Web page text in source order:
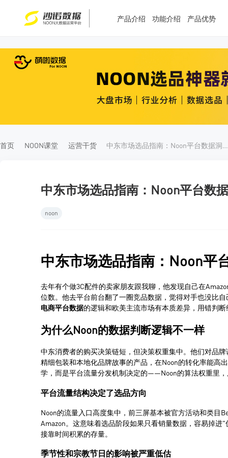
产品介绍 功能介绍 产品优势
首页 NOON课堂 运营干货 中东市场选品指南：Noon平台数据洞察与实战方法
中东市场选品指南：Noon平台数
noon